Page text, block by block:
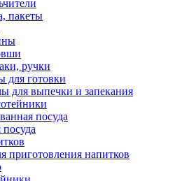
пакеты
ручки
для готовки
для выпечки и запекания
посуда
посуда
приготовления напитков